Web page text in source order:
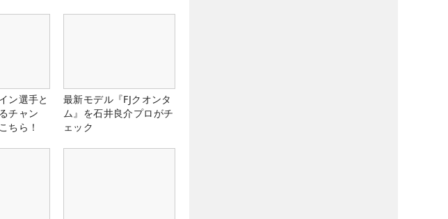
ン選手と
チャン
ちら！
最新モデル『FJクオンタ
ム』を石井良介プロがチ
ェック